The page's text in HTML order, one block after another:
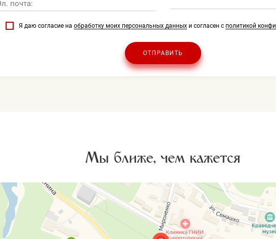
Я даю согласие на обработку моих персональных данныхи согласен с политикой
ОТПРАВИТЬ
Мы ближе, чем кажется